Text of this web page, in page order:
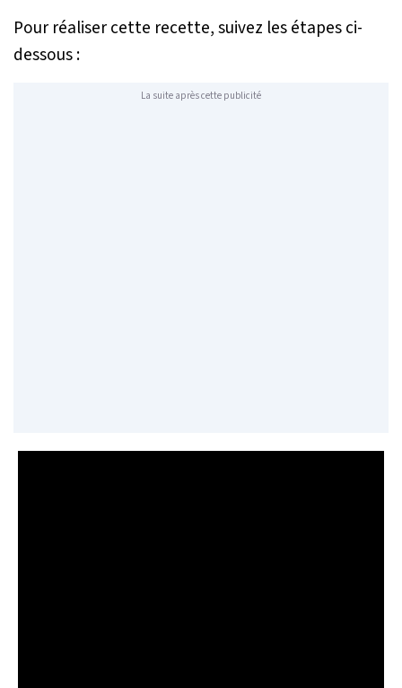
Pour réaliser cette recette, suivez les étapes ci-
dessous :
La suite après cette publicité